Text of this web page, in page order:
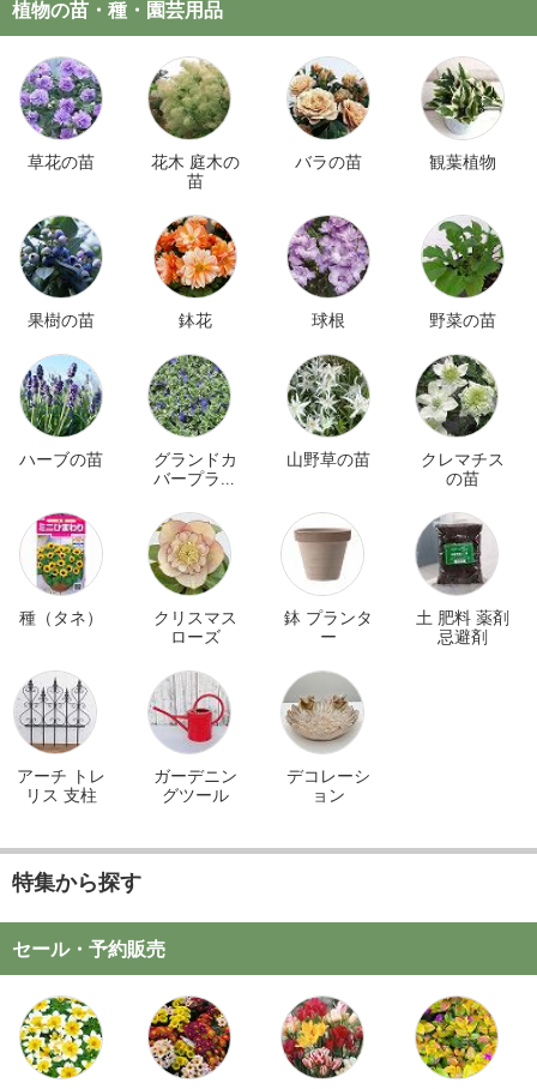
植物の苗・種・園芸用品
草花の苗
花木 庭木の
苗
バラの苗 観葉植物
果樹の苗 鉢花 球根 野菜の苗
ハーブの苗
グランドカ
バープラン
山野草の苗
クレマチス
の苗
種（タネ）
クリスマス
ローズ
鉢 プランタ
ー
土 肥料 薬剤
忌避剤
アーチ トレ
リス 支柱
ガーデニン
グツール
デコレーシ
ョン
特集から探す
セール・予約販売